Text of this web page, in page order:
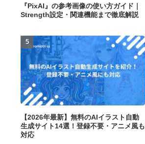
『PixAI』の参考画像の使い方ガイド｜
Strength設定・関連機能まで徹底解説
【2026年最新】無料のAIイラスト自動
生成サイト14選！登録不要・アニメ風も
対応